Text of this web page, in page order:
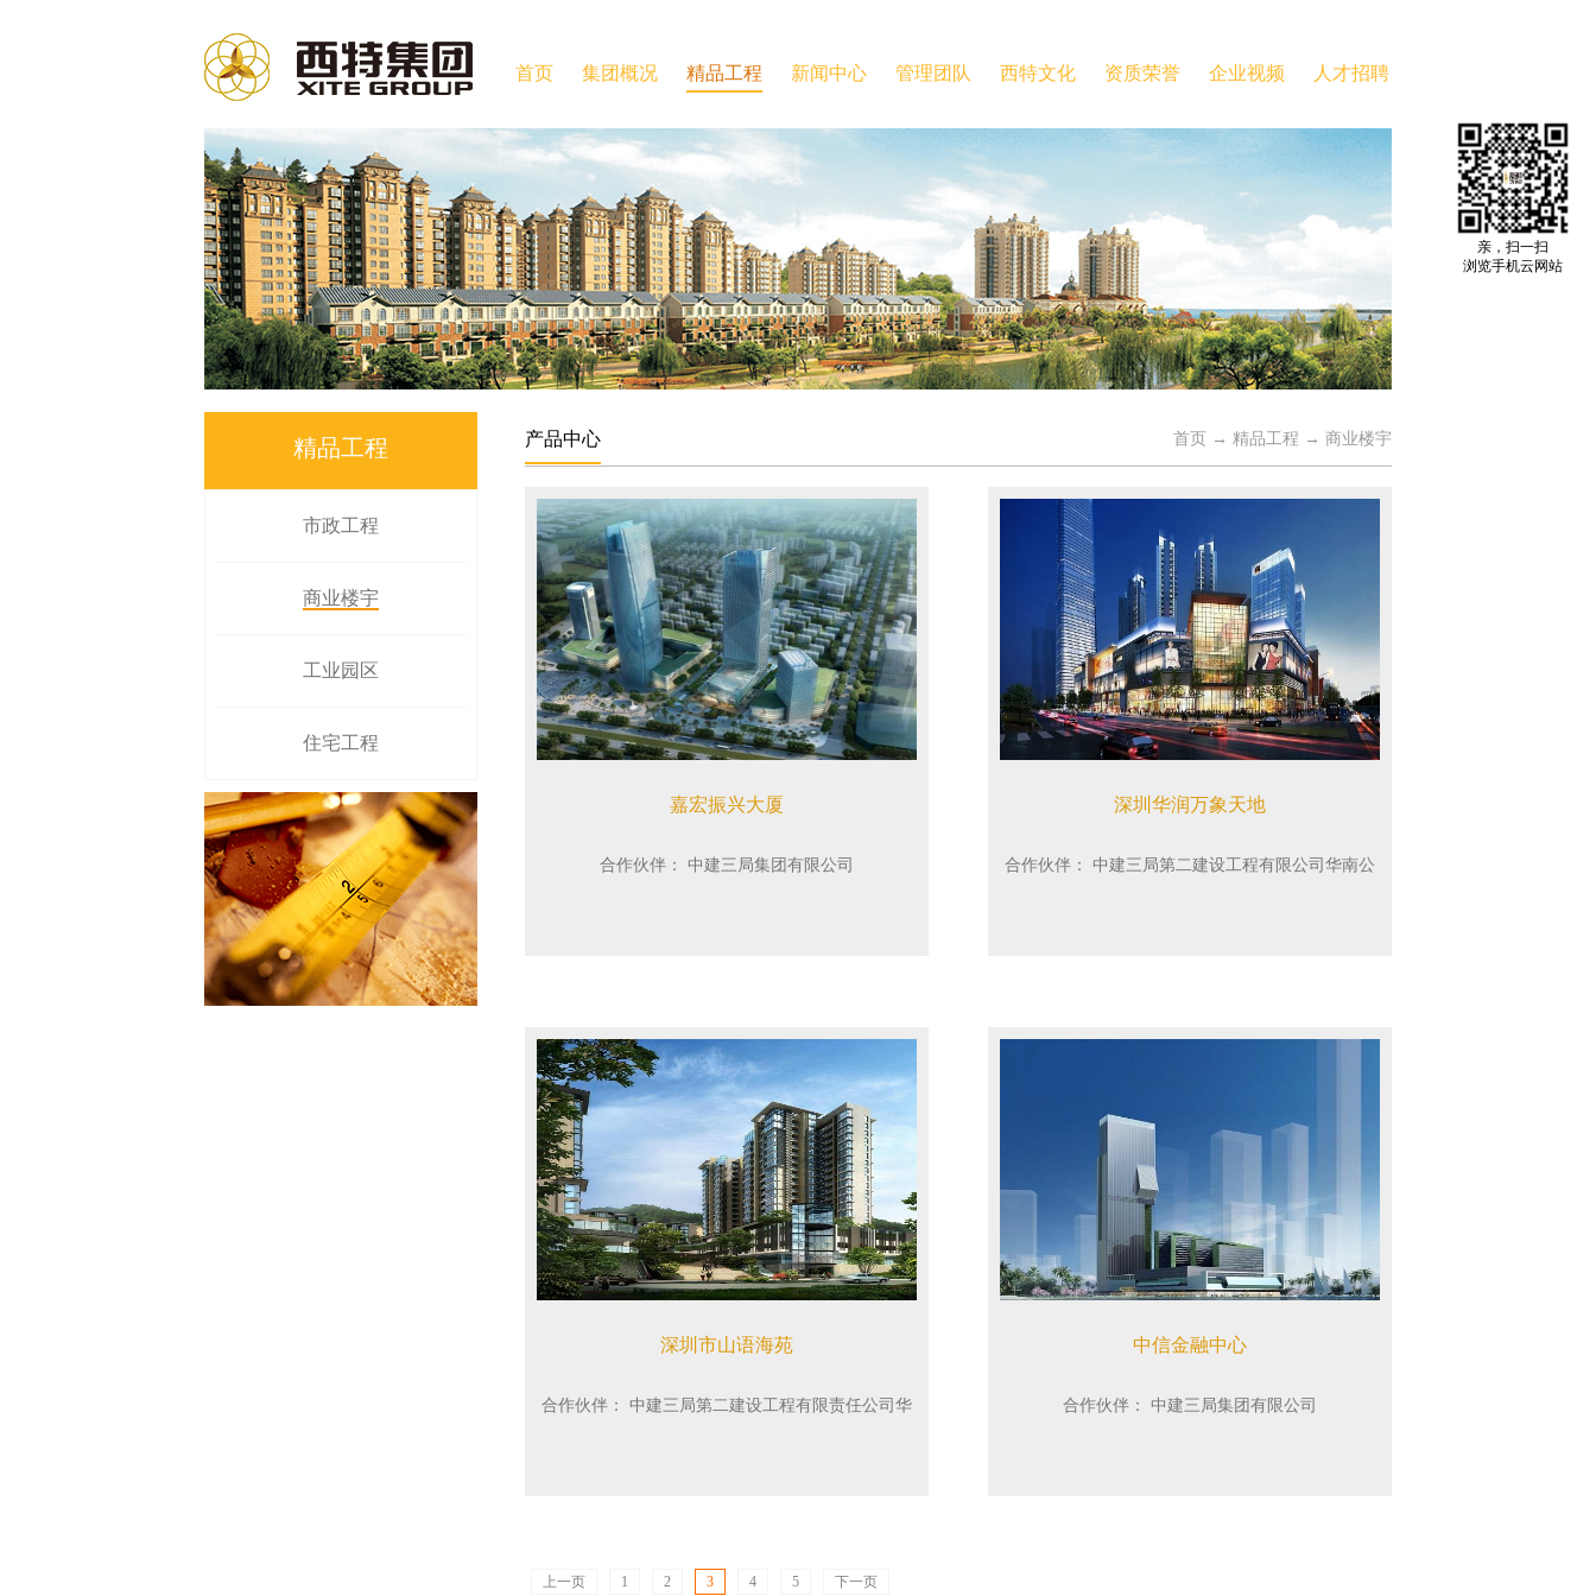
首页 集团概况 精品工程 新闻中心 管理团队 西特文化 资质荣誉 企业视频 人才招聘
精品工程
市政工程
商业楼宇
工业园区
住宅工程
产品中心 首页 → 精品工程 → 商业楼宇
嘉宏振兴大厦
合作伙伴： 中建三局集团有限公司
深圳华润万象天地
合作伙伴：
中建三局第二建设工程有限公司华南公
深圳市山语海苑
合作伙伴：
中建三局第二建设工程有限责任公司华
中信金融中心
合作伙伴： 中建三局集团有限公司
上一页 1 2 3 4 5 下一页
亲，扫一扫
浏览手机云网站